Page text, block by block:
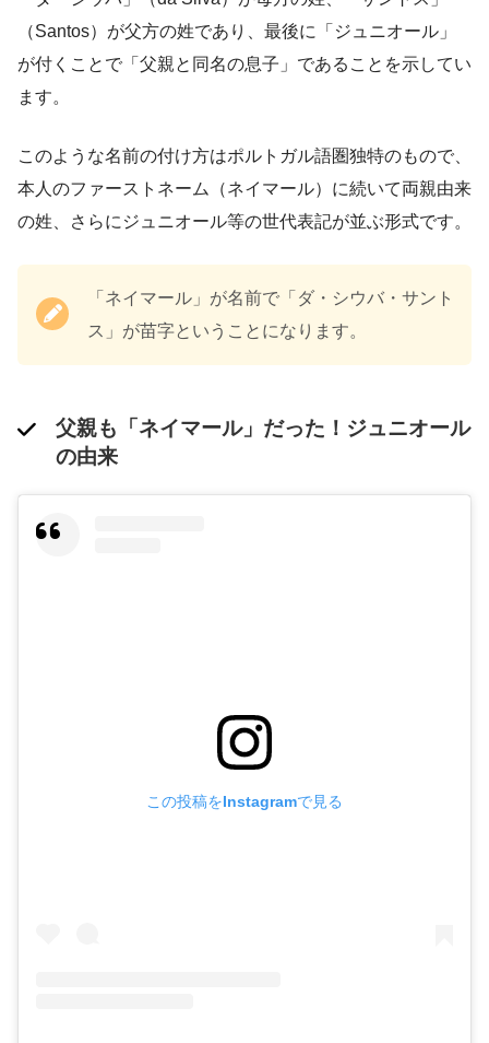
（Santos）が父方の姓であり、最後に「ジュニオール」
が付くことで「父親と同名の息子」であることを示してい
ます​。
このような名前の付け方はポルトガル語圏独特のもので、
本人のファーストネーム（ネイマール）に続いて両親由来
の姓、さらにジュニオール等の世代表記が並ぶ形式です。
「ネイマール」が名前で「ダ・シウバ・サント
ス」が苗字ということになります。
父親も「ネイマール」だった！ジュニオール
の由来
この投稿をInstagramで見る